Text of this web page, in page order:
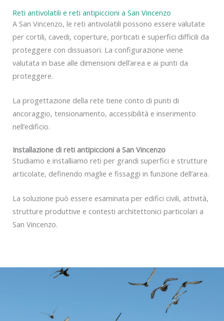
Reti antivolatili e reti antipiccioni a San Vincenzo
A San Vincenzo, le reti antivolatili possono essere valutate
per cortili, cavedi, coperture, porticati e superfici difficili da
proteggere con dissuasori. La configurazione viene
valutata in base alle dimensioni dell’area e ai punti da
proteggere.
La progettazione della rete tiene conto di punti di
ancoraggio, tensionamento, accessibilità e inserimento
nell’edificio.
Installazione di reti antipiccioni a San Vincenzo
Studiamo e installiamo reti per grandi superfici e strutture
articolate, definendo maglie e fissaggi in funzione dell’area.
La soluzione può essere esaminata per edifici civili, attività,
strutture produttive e contesti architettonici particolari a
San Vincenzo.